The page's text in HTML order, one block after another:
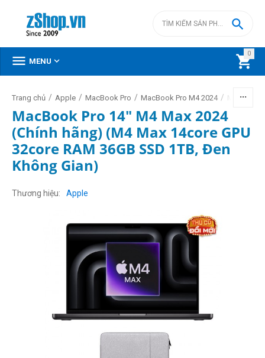
0


 MENU 
Trang chủ / Apple / MacBook Pro / MacBook Pro M4 2024 / MacBook
MacBook Pro 14" M4 Max 2024
(Chính hãng) (M4 Max 14core GPU
32core RAM 36GB SSD 1TB, Đen
Không Gian)
Thương hiệu Apple